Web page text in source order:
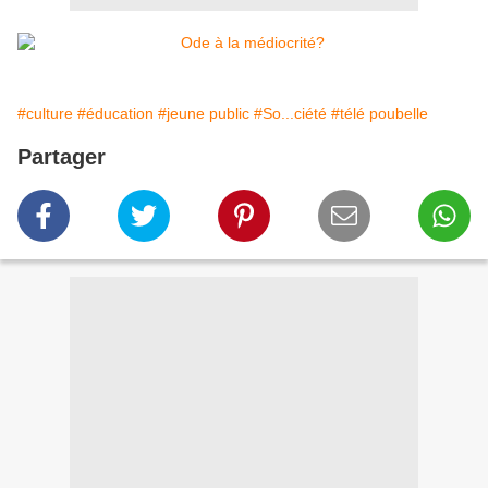
#culture #éducation #jeune public #So...ciété #télé poubelle
Partager